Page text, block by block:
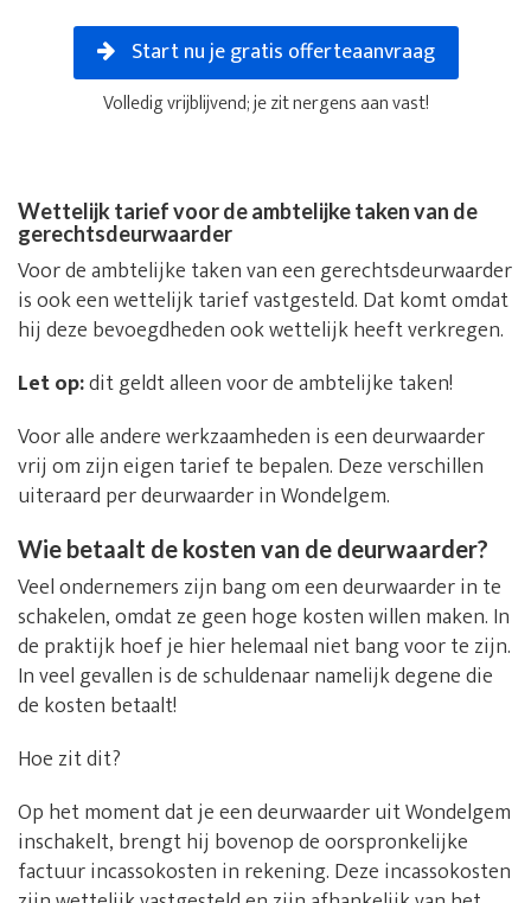
Start nu je gratis offerteaanvraag
Volledig vrijblijvend; je zit nergens aan vast!
Wettelijk tarief voor de ambtelijke taken van de
gerechtsdeurwaarder
Voor de ambtelijke taken van een gerechtsdeurwaarder
is ook een wettelijk tarief vastgesteld. Dat komt omdat
hij deze bevoegdheden ook wettelijk heeft verkregen.
Let op:dit geldt alleen voor de ambtelijke taken!
Voor alle andere werkzaamheden is een deurwaarder
vrij om zijn eigen tarief te bepalen. Deze verschillen
uiteraard per deurwaarder in Wondelgem.
Wie betaalt de kosten van de deurwaarder?
Veel ondernemers zijn bang om een deurwaarder in te
schakelen, omdat ze geen hoge kosten willen maken. In
de praktijk hoef je hier helemaal niet bang voor te zijn.
In veel gevallen is de schuldenaar namelijk degene die
de kosten betaalt!
Hoe zit dit?
Op het moment dat je een deurwaarder uit Wondelgem
inschakelt, brengt hij bovenop de oorspronkelijke
factuur incassokosten in rekening. Deze incassokosten